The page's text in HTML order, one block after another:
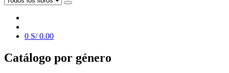
0 S/0.00
Catálogo por género